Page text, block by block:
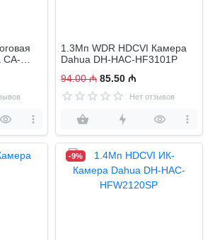
CA-
1.3Мп WDR HDCVI Камера
Dahua DH-HAC-HF3101P
94.00 ₼ 85.50 ₼
Нет отзывов
-9%